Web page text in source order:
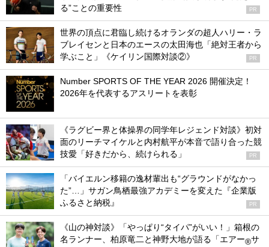
る”ことの重要性
PR
世界の頂点に君臨し続けるオランダの超人ハリー・ラ
ブレイセンと日本のエースの太田海也「絶対王者から
学ぶこと」《ケイリン国際対談②》
PR
Number SPORTS OF THE YEAR 2026 開催決定！
2026年を代表するアスリートを表彰
《ラグビー界と体操界の同学年レジェンド対談》初対
面のリーチマイケルと内村航平が本音で語り合った競
技愛「好きだから、続けられる」
PR
「バイエルン移籍の逸材輩出も“グラウンドがなかっ
た”…」サガン鳥栖最強アカデミーを変えた『企業版
ふるさと納税』
PR
《山の神対談》「やっぱり“タイパ”がいい！」箱根の
名ランナー、柏原竜二と神野大地が語る「エアー®サ